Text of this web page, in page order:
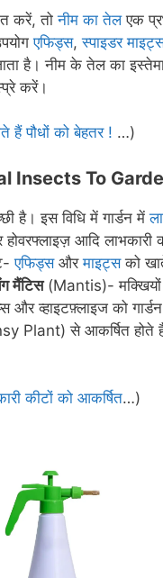
करें, तोनीम का तेलएक
एफिड्स,स्पाइडर
है। नीम के तेल का
करें।
पौधों को बेहतर ! …)
Insects To
है। इस विधि में गार्डन में
आदि
एफिड्सऔरमाइट्सको
मैंटिस(Mantis)- मक्खियों
और व्हाइटफ़्लाइज को
Plant) से आकर्षित होते
कीटों को आकर्षित…)